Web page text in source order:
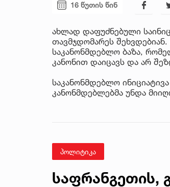
16 წუთის წინ
ახლად დაფუძნებული
თავმჯდომარეს
საკანონმდებლო ბაზა,
კანონით დაიცავს და არ
საკანონმდებლო
კანონმდებლებმა უნდა
პოლიტიკა
საფრანგეთის,